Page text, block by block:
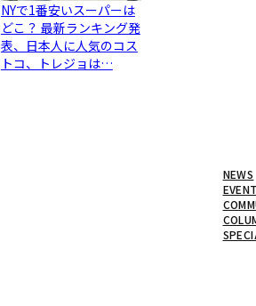
NYで1番安いスーパーは
どこ？ 最新ランキング発
表、日本人に人気のコス
トコ、トレジョは…
NEWS